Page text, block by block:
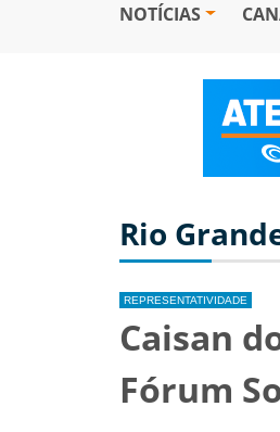
NOTÍCIAS
Rio
REPRESENTATIVIDADE
Caisan
Fórum